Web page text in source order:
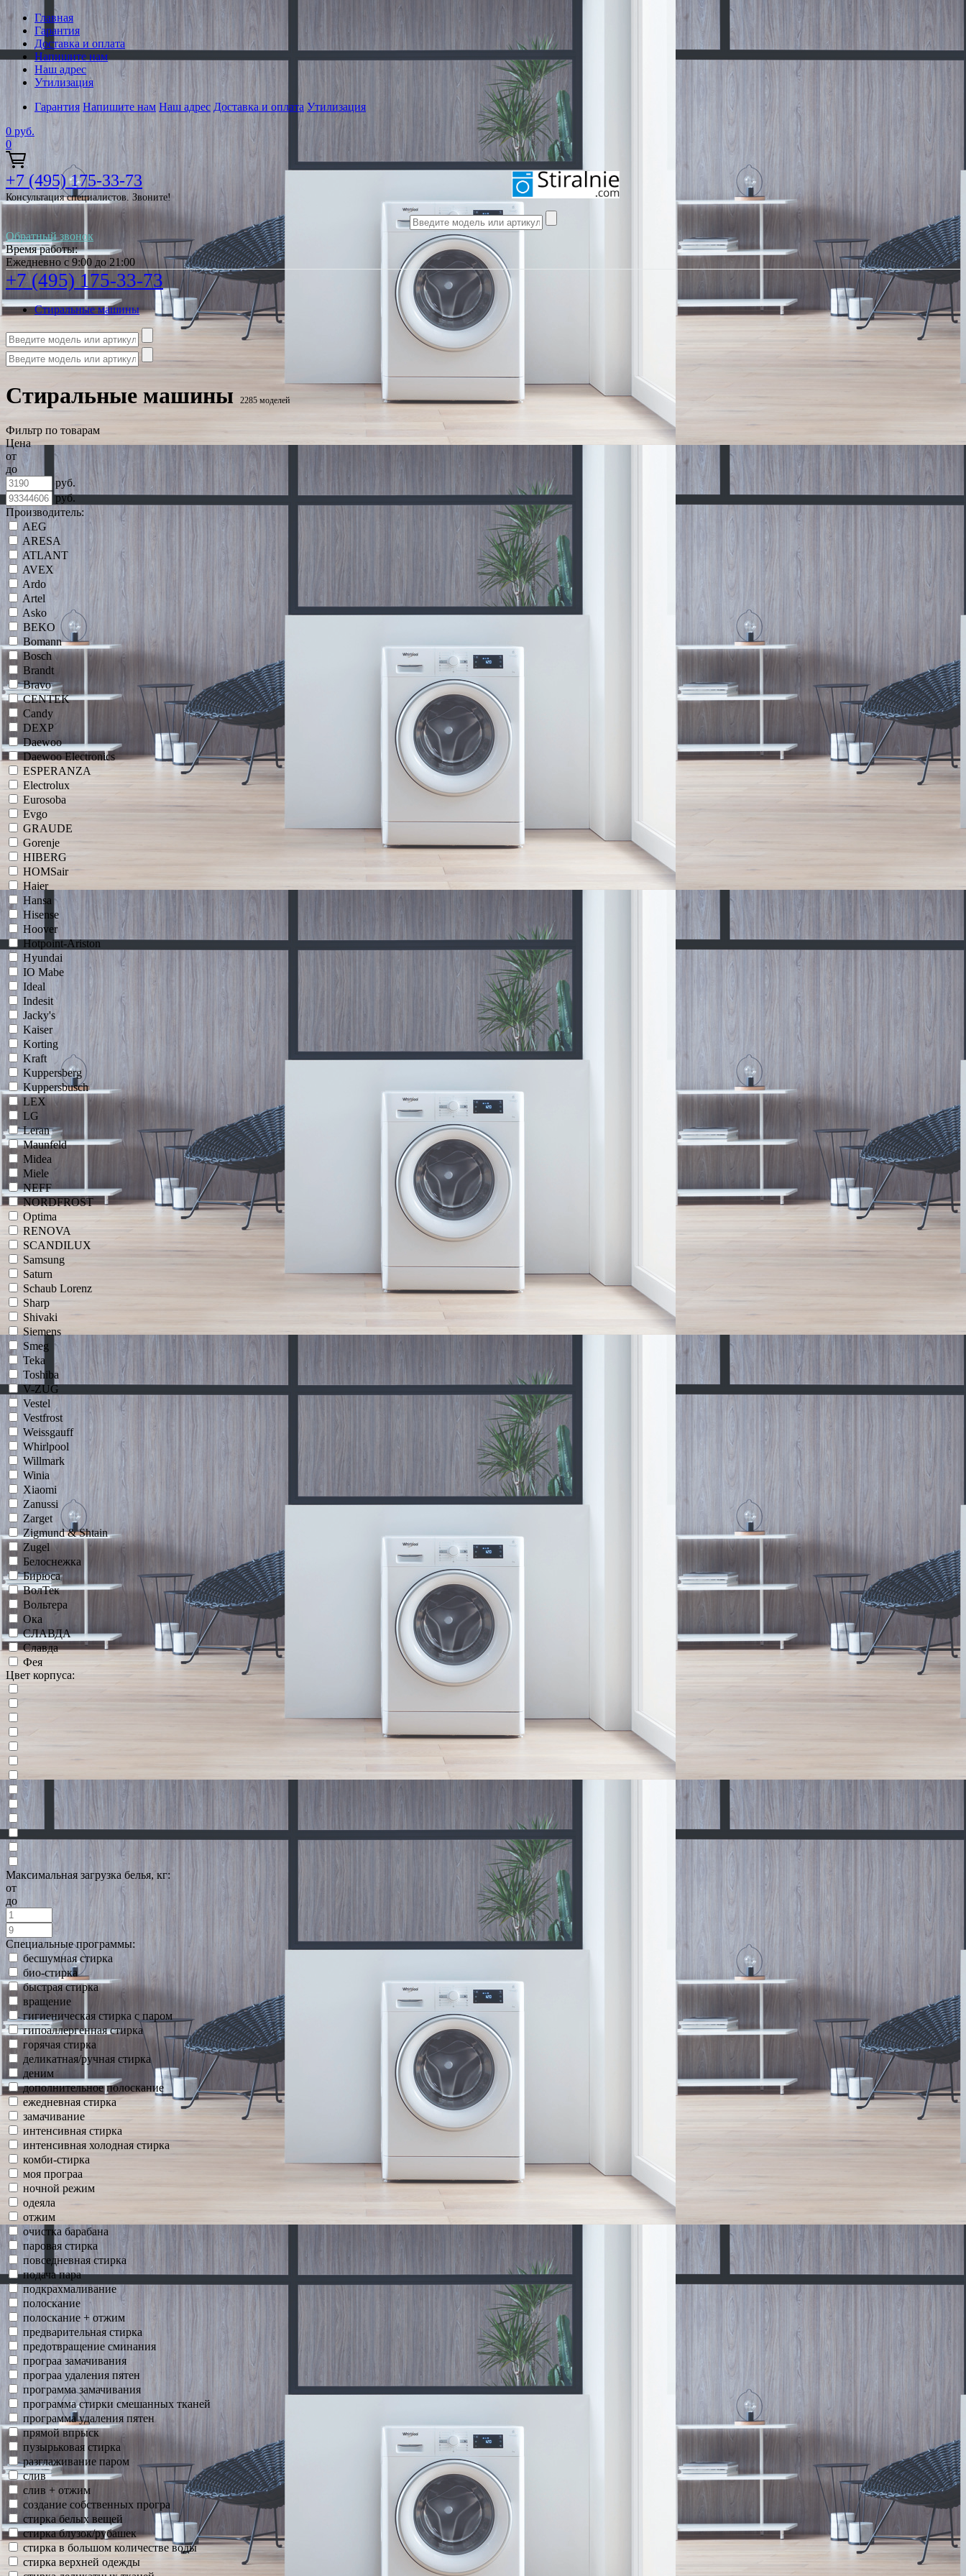
Главная
Гарантия
Доставка и оплата
Напишите нам
Наш адрес
Утилизация
Гарантия Напишите нам Наш адрес Доставка и оплата Утилизация
0 руб.
0
+7 (495) 175-33-73
Консультация специалистов. Звоните!
Обратный звонок
Время работы:
Ежедневно с 9:00 до 21:00
+7 (495) 175-33-73
Стиральные машины
Стиральные машины 2285 моделей
Фильтр по товарам
Цена
от
до
руб.
руб.
Производитель:
AEG
ARESA
ATLANT
AVEX
Ardo
Artel
Asko
BEKO
Bomann
Bosch
Brandt
Bravo
CENTEK
Candy
DEXP
Daewoo
Daewoo Electronics
ESPERANZA
Electrolux
Eurosoba
Evgo
GRAUDE
Gorenje
HIBERG
HOMSair
Haier
Hansa
Hisense
Hoover
Hotpoint-Ariston
Hyundai
IO Mabe
Ideal
Indesit
Jacky's
Kaiser
Korting
Kraft
Kuppersberg
Kuppersbusch
LEX
LG
Leran
Maunfeld
Midea
Miele
NEFF
NORDFROST
Optima
RENOVA
SCANDILUX
Samsung
Saturn
Schaub Lorenz
Sharp
Shivaki
Siemens
Smeg
Teka
Toshiba
V-ZUG
Vestel
Vestfrost
Weissgauff
Whirlpool
Willmark
Winia
Xiaomi
Zanussi
Zarget
Zigmund & Shtain
Zugel
Белоснежка
Бирюса
ВолТек
Вольтера
Ока
СЛАВДА
Славда
Фея
Цвет корпуса:
Максимальная загрузка белья, кг:
от
до
Специальные программы:
бесшумная стирка
био-стирка
быстрая стирка
вращение
гигиеническая стирка с паром
гипоаллергенная стирка
горячая стирка
деликатная/ручная стирка
деним
дополнительное полоскание
ежедневная стирка
замачивание
интенсивная стирка
интенсивная холодная стирка
комби-стирка
моя програа
ночной режим
одеяла
отжим
очистка барабана
паровая стирка
повседневная стирка
подача пара
подкрахмаливание
полоскание
полоскание + отжим
предварительная стирка
предотвращение сминания
програа замачивания
програа удаления пятен
программа замачивания
программа стирки смешанных тканей
программа удаления пятен
прямой впрыск
пузырьковая стирка
разглаживание паром
слив
слив + отжим
создание собственных програ
стирка белых вещей
стирка блузок/рубашек
стирка в большом количестве воды
стирка верхней одежды